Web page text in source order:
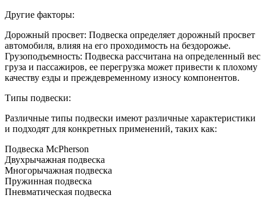
Другие факторы:
Дорожный просвет: Подвеска определяет дорожный просвет
автомобиля, влияя на его проходимость на бездорожье.
Грузоподъемность: Подвеска рассчитана на определенный вес
груза и пассажиров, ее перегрузка может привести к плохому
качеству езды и преждевременному износу компонентов.
Типы подвески:
Различные типы подвески имеют различные характеристики
и подходят для конкретных применений, таких как:
Подвеска McPherson
Двухрычажная подвеска
Многорычажная подвеска
Пружинная подвеска
Пневматическая подвеска